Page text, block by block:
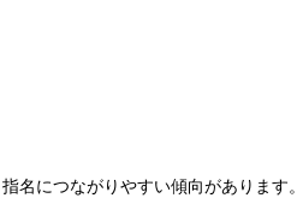
名につながりやすい傾向があります。